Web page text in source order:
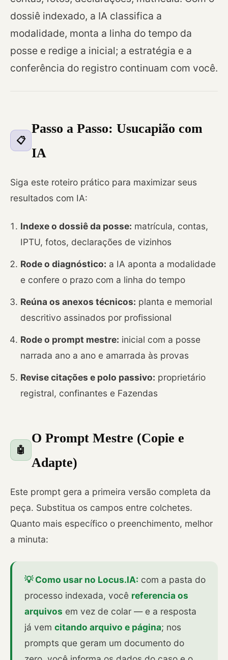
dossiê indexado, a IA classifica a
modalidade, monta a linha do tempo da
posse e redige a inicial; a estratégia e a
conferência do registro continuam com você.
📋
Passo a Passo: Usucapião com
IA
Siga este roteiro prático para maximizar seus
resultados com IA:
Indexe o dossiê da posse: matrícula, contas,
IPTU, fotos, declarações de vizinhos
Rode o diagnóstico: a IA aponta a modalidade
e confere o prazo com a linha do tempo
Reúna os anexos técnicos: planta e memorial
descritivo assinados por profissional
Rode o prompt mestre: inicial com a posse
narrada ano a ano e amarrada às provas
Revise citações e polo passivo: proprietário
registral, confinantes e Fazendas
🤖
O Prompt Mestre (Copie e
Adapte)
Este prompt gera a primeira versão completa da
peça. Substitua os campos entre colchetes.
Quanto mais específico o preenchimento, melhor
a minuta:
💡 Como usar no Locus.IA: com a pasta do
processo indexada, você referencia os
arquivos em vez de colar — e a resposta
já vem citando arquivo e página; nos
prompts que geram um documento do